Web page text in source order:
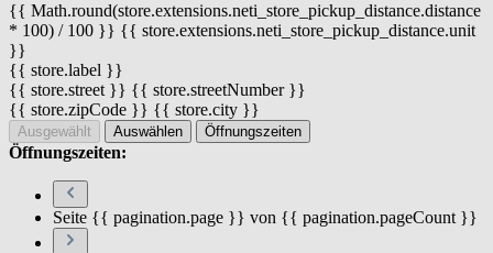
{{ Math.round(store.extensions.neti_store_pickup_distance.distance
* 100) / 100 }} {{ store.extensions.neti_store_pickup_distance.unit
}}
{{ store.label }}
{{ store.street }} {{ store.streetNumber }}
{{ store.zipCode }} {{ store.city }}
Ausgewählt Auswählen Öffnungszeiten
Öffnungszeiten:
Seite {{ pagination.page }} von {{ pagination.pageCount }}